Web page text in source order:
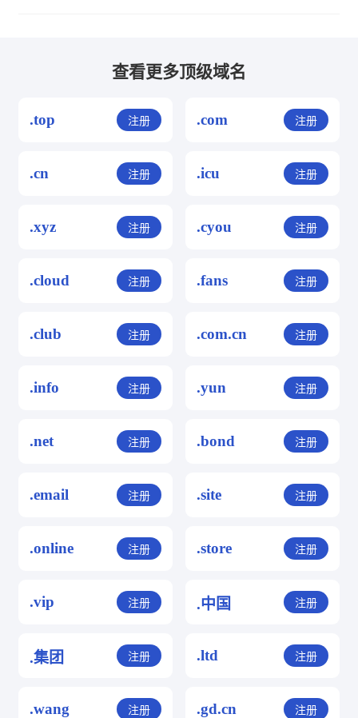
查看更多顶级域名
.top 注册 .com 注册
.cn 注册 .icu 注册
.xyz 注册 .cyou 注册
.cloud 注册 .fans 注册
.club 注册 .com.cn 注册
.info 注册 .yun 注册
.net 注册 .bond 注册
.email 注册 .site 注册
.online 注册 .store 注册
.vip 注册 .中国 注册
.集团 注册 .ltd 注册
.wang 注册 .gd.cn 注册